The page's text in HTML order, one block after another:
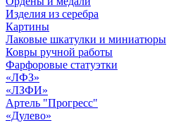
Изделия из серебра
Картины
Лаковые шкатулки и миниатюры
Ковры ручной работы
Фарфоровые статуэтки
«ЛФЗ»
«ЛЗФИ»
Артель "Прогресс"
«Дулево»